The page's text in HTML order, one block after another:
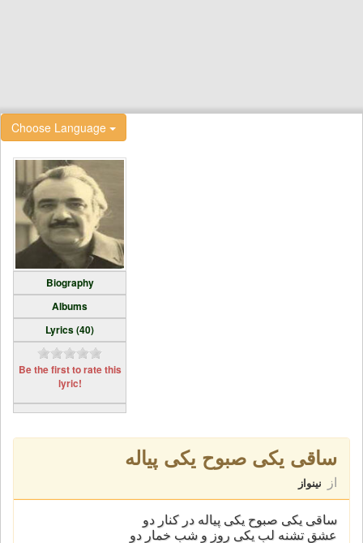
Choose Language
Biography
Albums
Lyrics (40)
Be the first to rate this
lyric!
ساقی یکی صبوح یکی پیاله
از نینواز
ساقی یکی صبوح یکی پیاله در کنار دو
عشق تشنه لب یکی روز و شب خمار دو